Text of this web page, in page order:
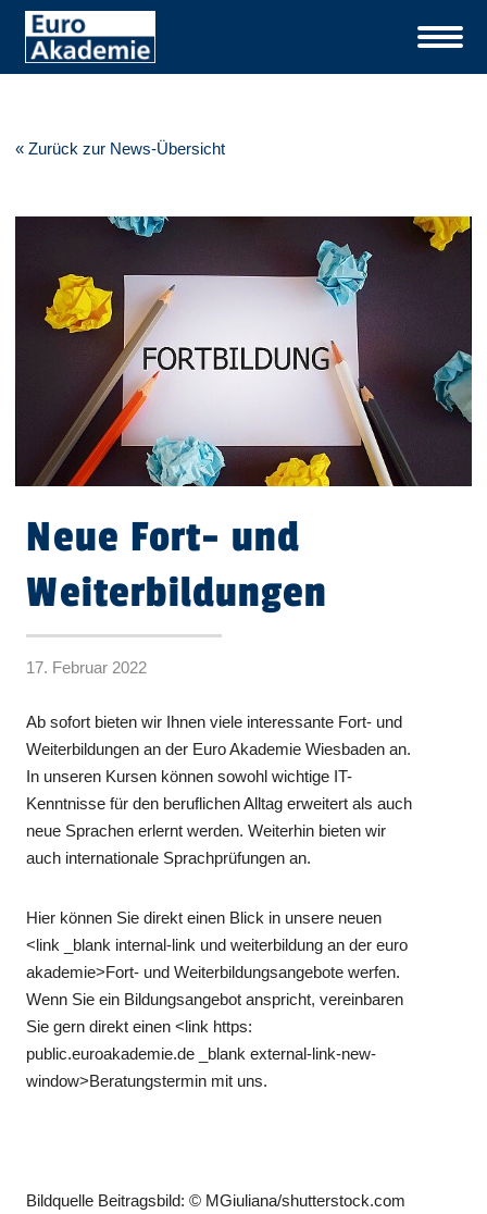
« Zurück zur News-Übersicht
Neue Fort- und
Weiterbildungen
17. Februar 2022
Ab sofort bieten wir Ihnen viele interessante Fort- und
Weiterbildungen an der Euro Akademie Wiesbaden an.
In unseren Kursen können sowohl wichtige IT-
Kenntnisse für den beruflichen Alltag erweitert als auch
neue Sprachen erlernt werden. Weiterhin bieten wir
auch internationale Sprachprüfungen an.
Hier können Sie direkt einen Blick in unsere neuen
<link _blank internal-link und weiterbildung an der euro
akademie>Fort- und Weiterbildungsangebote werfen.
Wenn Sie ein Bildungsangebot anspricht, vereinbaren
Sie gern direkt einen <link https:
public.euroakademie.de _blank external-link-new-
window>Beratungstermin mit uns.
Bildquelle Beitragsbild: © MGiuliana/shutterstock.com